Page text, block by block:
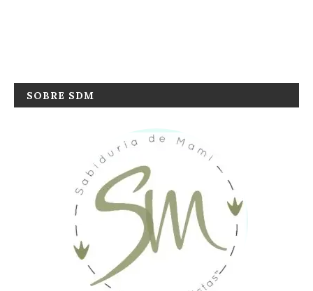
SOBRE SDM